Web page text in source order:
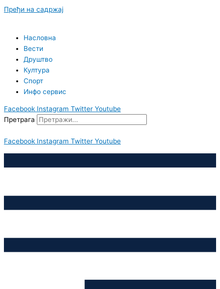
Пређи на садржај
Насловна
Вести
Друштво
Култура
Спорт
Инфо сервис
Facebook Instagram Twitter Youtube
Претрага
Facebook Instagram Twitter Youtube